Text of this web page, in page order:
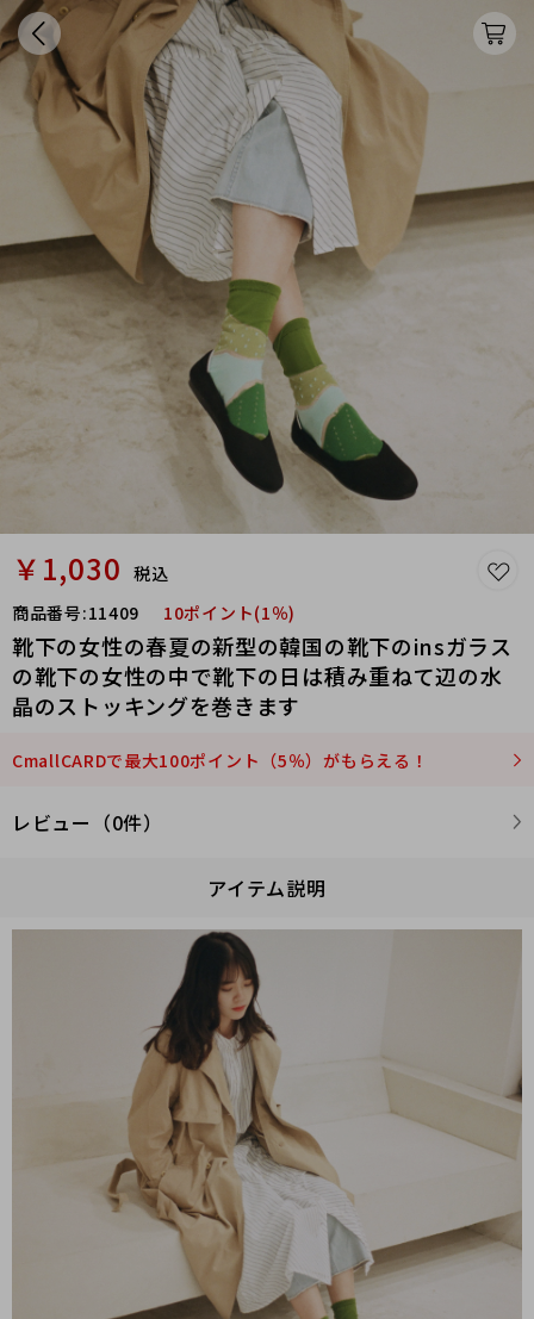
￥1,030 税込
商品番号:11409 10ポイント(1％)
靴下の女性の春夏の新型の韓国の靴下のinsガラス
の靴下の女性の中で靴下の日は積み重ねて辺の水
晶のストッキングを巻きます
CmallCARDで最大100ポイント（5％）がもらえる！
レビュー（0件）
アイテム説明